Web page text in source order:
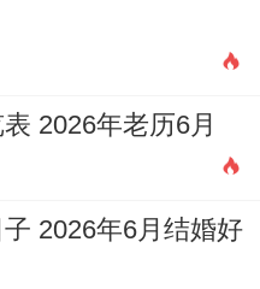
2026年老历6月
2026年6月结婚好